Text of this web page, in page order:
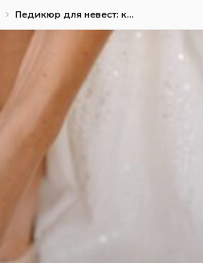
Педикюр для невест: как подготовить ноги к важному дню